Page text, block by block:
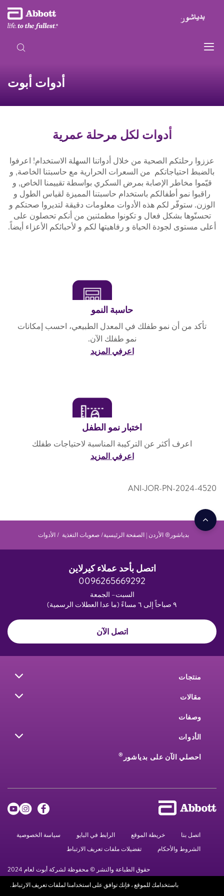
أدوات أبوت
أدوات لكل مرحلة عمرية
عززوا رحلتكم الصحية من خلال أدواتنا السهلة الاستخدام! اعرفوا
بالضبط احتياجاتكم من السعرات الحرارية مع حاسبتنا الخاصة, و
قيّموا مخاطر الإصابة بمرض السكري بواسطة تقييمنا الخاص, و
راقبوا نمو أطفالكم باستخدام حاسبتنا المميزة لقياس الطول و
الوزن. ستوفّر لكم هذه الأدوات معلومات دقيقة لتديروا صحتكم و
تحسنّوها بشكل فعال و تكونوا مطمئنين من أنكم تحصلون على
أعلى مستوى لجودة الحياة و رفاهيتها لكم و لأحبائكم الأعزاء أيضاً.
حاسبة النمو
تأكد من أن نمو طفلك في المعدل الطبيعي، احسب إمكانات
نمو طفلك الآن.
اعرفي المزيد
اختبار نمو الطفل
اعرف أكثر عن التركيبة المناسبة لاحتياجات طفلك
اعرفي المزيد
ANI-JOR-PN-2024-4520
بدياشور® الأردن | الصفحة الرئيسية صعوبات التغذية الأدوات
اتصل بأحد عملاء كيرلاين
0096265669292
السبت– الجمعة
٩ صباحاً إلى ٦ مساءً (ما عدا العطلات الرسمية)
اتصل الآن
منتجات
مقالات
وصفات
الأدوات
احصلي الآن على بدياشور ®
اتصل بنا خريطة الموقع الرابط في البايو
سياسة الخصوصية
الشروط والأحكام
تفضيلات ملفات تعريف الارتباط
حقوق الطباعة والنشر © محفوظة لشركة أبوت لعام 2024
باستخدامك للموقع ، فإنك توافق على استخدامنا لملفات تعريف الارتباط.